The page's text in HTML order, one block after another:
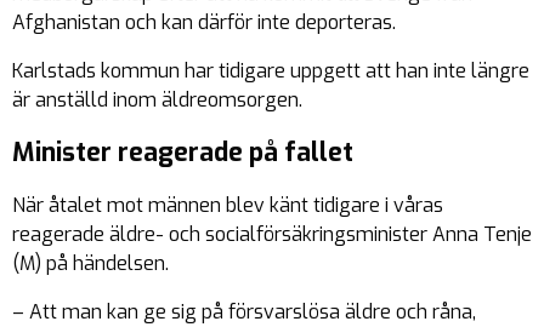
Afghanistan och kan därför inte deporteras.
Karlstads kommun har tidigare uppgett att han inte längre
är anställd inom äldreomsorgen.
Minister reagerade på fallet
När åtalet mot männen blev känt tidigare i våras
reagerade äldre- och socialförsäkringsminister Anna Tenje
(M) på händelsen.
– Att man kan ge sig på försvarslösa äldre och råna,